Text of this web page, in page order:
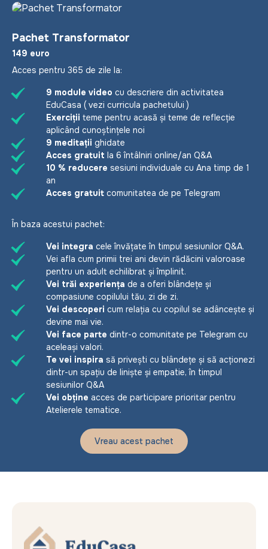
Pachet Transformator
149 euro
Acces pentru 365 de zile la:
9 module video cu descriere din activitatea
EduCasa ( vezi curricula pachetului )
Exerciții teme pentru acasă și teme de reflecție
aplicând cunoștințele noi
9 meditații ghidate
Acces gratuit la 6 întâlniri online/an Q&A
10 % reducere sesiuni individuale cu Ana timp de 1
an
Acces gratuit comunitatea de pe Telegram
În baza acestui pachet:
Vei integra cele învățate în timpul sesiunilor Q&A.
Vei afla cum primii trei ani devin rădăcini valoroase
pentru un adult echilibrat și împlinit.
Vei trăi experiența de a oferi blândețe și
compasiune copilului tău, zi de zi.
Vei descoperi cum relația cu copilul se adâncește și
devine mai vie.
Vei face parte dintr-o comunitate pe Telegram cu
aceleași valori.
Te vei inspira să privești cu blândețe și să acționezi
dintr-un spațiu de liniște și empatie, în timpul
sesiunilor Q&A
Vei obține acces de participare prioritar pentru
Atelierele tematice.
Vreau acest pachet